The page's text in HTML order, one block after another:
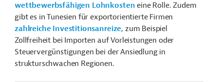
wettbewerbsfähigen Lohnkosten eine Rolle. Zudem
gibt es in Tunesien für exportorientierte Firmen
zahlreiche Investitionsanreize, zum Beispiel
Zollfreiheit bei Importen auf Vorleistungen oder
Steuervergünstigungen bei der Ansiedlung in
strukturschwachen Regionen.